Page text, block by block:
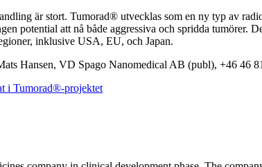
är stort. Tumorad® utvecklas som en ny typ av
potential att nå både aggressiva och spridda
inklusive USA, EU, och Japan.
Hansen, VD Spago Nanomedical AB (publ), +46 46
i Tumorad®-projektet